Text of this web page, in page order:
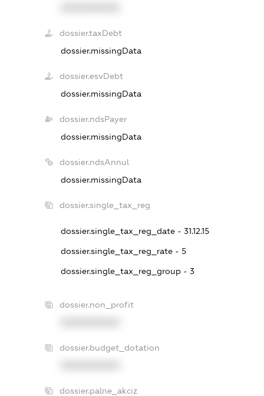
dossier.taxDebt
dossier.missingData
dossier.esvDebt
dossier.missingData
dossier.ndsPayer
dossier.missingData
dossier.ndsAnnul
dossier.missingData
dossier.single_tax_reg
dossier.single_tax_reg_date - 31.12.15
dossier.single_tax_reg_rate - 5
dossier.single_tax_reg_group - 3
dossier.non_profit
dossier.budget_dotation
dossier.palne_akciz